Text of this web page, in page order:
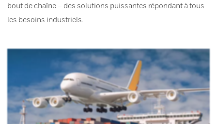
bout de chaîne – des solutions puissantes répondant à tous
les besoins industriels.